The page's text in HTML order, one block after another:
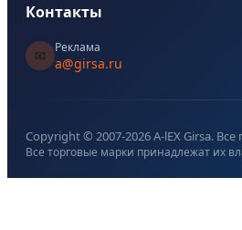
Контакты
📧
Реклама
a@girsa.ru
Copyright © 2007-2026A-lEX Girsa.
Все торговые марки принадлежат их